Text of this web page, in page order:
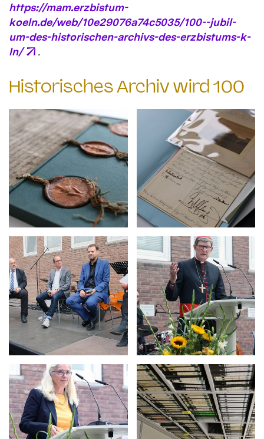
https://mam.erzbistum-
koeln.de/web/10e29076a74c5035/100--jubil-
um-des-historischen-archivs-des-erzbistums-k-
ln/
.
Historisches Archiv wird 100